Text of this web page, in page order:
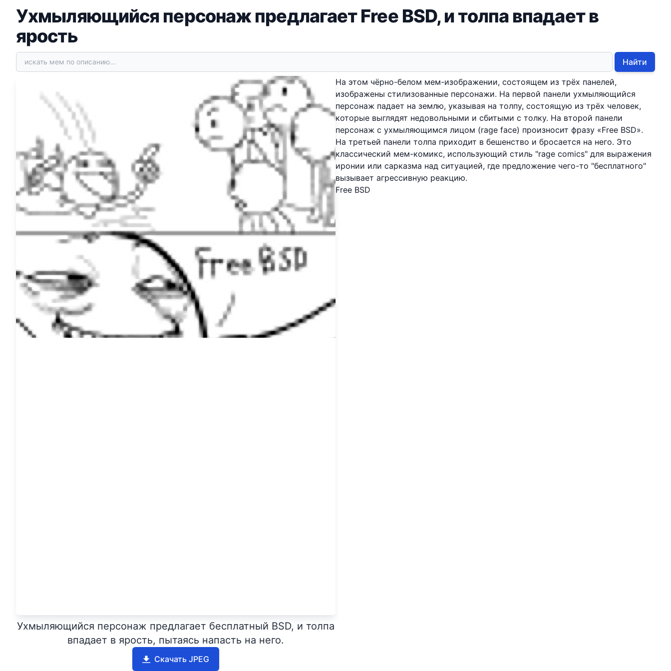
Ухмыляющийся персонаж предлагает Free BSD, и толпа впадает в
ярость
Найти
Ухмыляющийся персонаж предлагает бесплатный BSD, и толпа
впадает в ярость, пытаясь напасть на него.
Скачать JPEG
На этом чёрно-белом мем-изображении, состоящем из трёх панелей,
изображены стилизованные персонажи. На первой панели ухмыляющийся
персонаж падает на землю, указывая на толпу, состоящую из трёх человек,
которые выглядят недовольными и сбитыми с толку. На второй панели
персонаж с ухмыляющимся лицом (rage face) произносит фразу «Free BSD».
На третьей панели толпа приходит в бешенство и бросается на него. Это
классический мем-комикс, использующий стиль "rage comics" для выражения
иронии или сарказма над ситуацией, где предложение чего-то "бесплатного"
вызывает агрессивную реакцию.
Free BSD